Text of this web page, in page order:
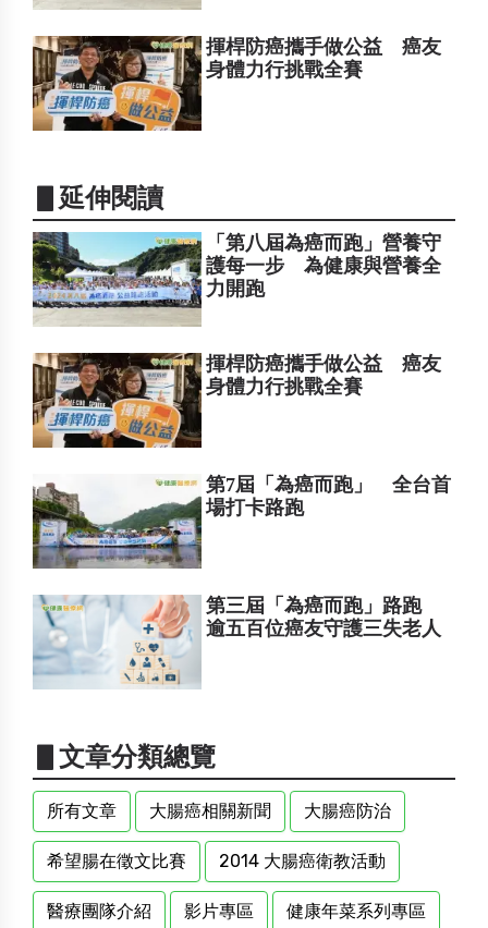
揮桿防癌攜手做公益 癌友
身體力行挑戰全賽
▋延伸閱讀
「第八屆為癌而跑」營養守
護每一步 為健康與營養全
力開跑
揮桿防癌攜手做公益 癌友
身體力行挑戰全賽
第7屆「為癌而跑」 全台首
場打卡路跑
第三屆「為癌而跑」路跑
逾五百位癌友守護三失老人
▋文章分類總覽
所有文章 大腸癌相關新聞 大腸癌防治
希望腸在徵文比賽 2014 大腸癌衛教活動
醫療團隊介紹 影片專區 健康年菜系列專區